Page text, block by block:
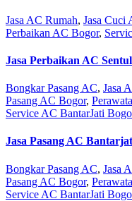
Jasa AC Rumah, Jasa Cuci
Perbaikan AC Bogor,
Jasa Perbaikan AC
Bongkar Pasang AC, Jasa
Pasang AC Bogor,
Service AC BantarJati
Jasa Pasang AC
Bongkar Pasang AC, Jasa
Pasang AC Bogor,
Service AC BantarJati